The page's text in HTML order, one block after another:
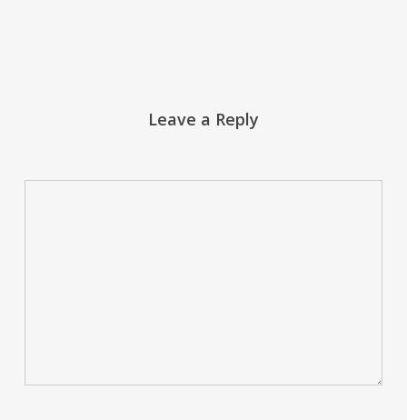
Leave a Reply